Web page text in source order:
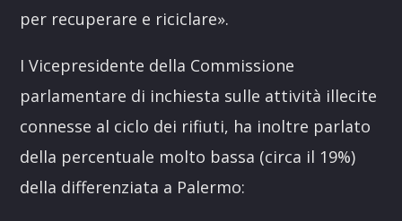
per recuperare e riciclare».
I Vicepresidente della Commissione
parlamentare di inchiesta sulle attività illecite
connesse al ciclo dei rifiuti, ha inoltre parlato
della percentuale molto bassa (circa il 19%)
della differenziata a Palermo: